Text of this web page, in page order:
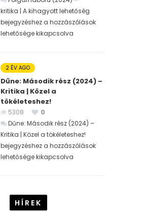
kritika | A kihagyott lehetőség
bejegyzéshez a hozzászólások
lehetősége kikapcsolva
2 ÉV AGO
Dűne: Második rész (2024) –
Kritika | Közel a
tökéleteshez!
5308
0
Dűne: Második rész (2024) –
Kritika | Közel a tökéleteshez!
bejegyzéshez a hozzászólások
lehetősége kikapcsolva
HÍREK